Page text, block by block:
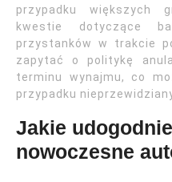
przypadku większych
kwestie dotyczące
przystanków w trakcie
zapytać o politykę
terminu wynajmu, co
przypadku
Jakie
nowoczesne